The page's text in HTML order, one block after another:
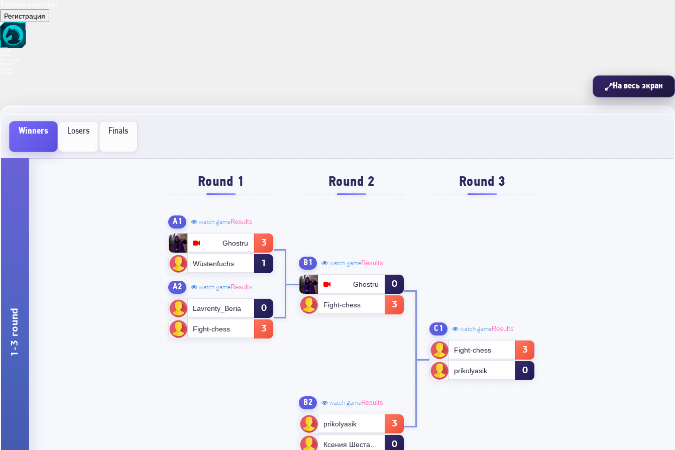
Регистрация
На весь экран
Winners Losers Finals
1-3 round
Round 1
A1 watch gameResults
Ghostru 3
Wüstenfuchs 1
A2 watch gameResults
Lavrenty_Beria 0
Fight-chess 3
Round 2
B1 watch gameResults
Ghostru 0
Fight-chess 3
B2 watch gameResults
prikolyasik 3
0
Round 3
C1 watch gameResults
Fight-chess 3
prikolyasik 0